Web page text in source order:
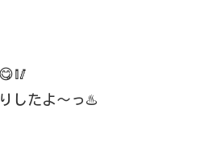
したよ〜っ♨️